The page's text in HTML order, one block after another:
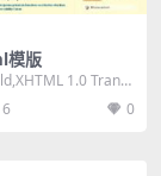
模版
1.0 Transi
6 0